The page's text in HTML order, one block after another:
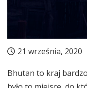
21 września, 2020
Bhutan to kraj